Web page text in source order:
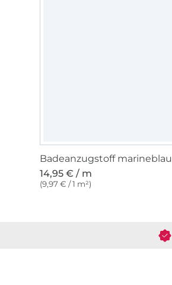
Badeanzugstoff marineblau
14,95 € / m
(9,97 € / 1 m²)